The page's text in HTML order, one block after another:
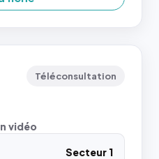
Téléconsultation
vidéo
Secteur 1